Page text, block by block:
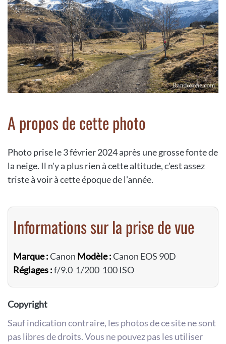
A propos de cette photo
Photo prise le 3 février 2024 après une grosse fonte de
la neige. Il n'y a plus rien à cette altitude, c'est assez
triste à voir à cette époque de l'année.
Informations sur la prise de vue
Marque :Canon Modèle :Canon EOS 90D
Réglages :f/9.0 1/200 100 ISO
Copyright
Sauf indication contraire, les photos de ce site ne sont
pas libres de droits. Vous ne pouvez pas les utiliser